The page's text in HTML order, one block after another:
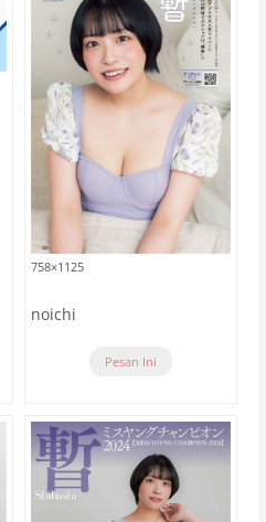
758×1125
noichi
Pesan Ini